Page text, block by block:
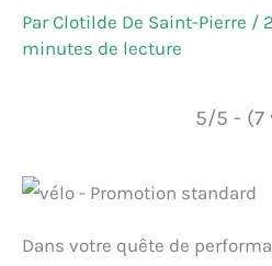
ParClotilde De Saint-Pierre /
minutes de lecture
5/5 - (7
Dans votre quête de